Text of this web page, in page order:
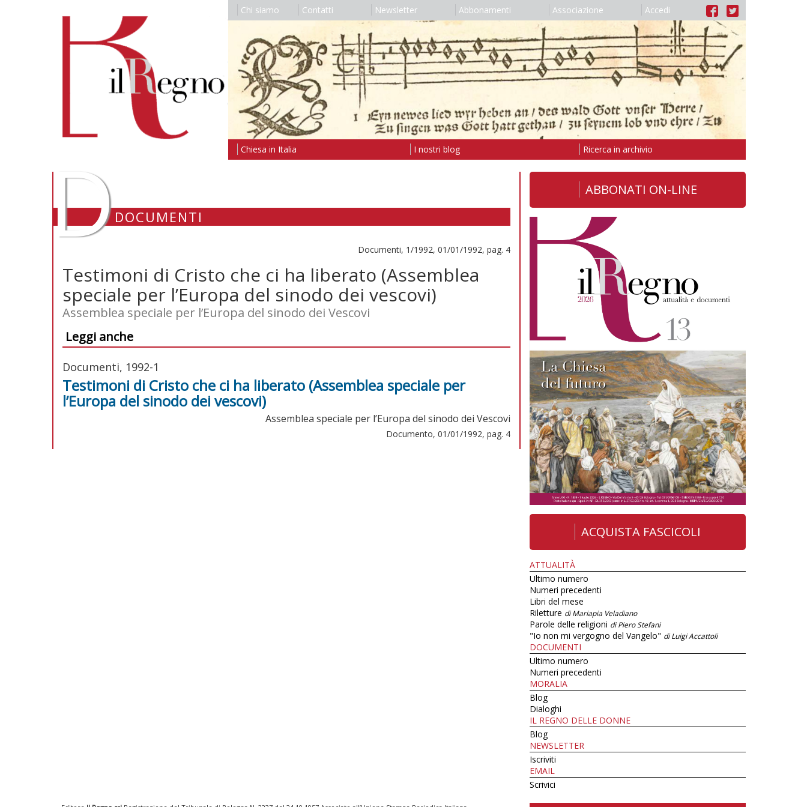
Chi siamo Contatti Newsletter Abbonamenti Associazione Accedi
Chiesa in Italia I nostri blog Ricerca in archivio
DDOCUMENTI
Documenti, 1/1992, 01/01/1992, pag. 4
Testimoni di Cristo che ci ha liberato (Assemblea
speciale per l’Europa del sinodo dei vescovi)
Assemblea speciale per l’Europa del sinodo dei Vescovi
Leggi anche
Documenti, 1992-1
Testimoni di Cristo che ci ha liberato (Assemblea speciale per
l’Europa del sinodo dei vescovi)
Assemblea speciale per l’Europa del sinodo dei Vescovi
Documento, 01/01/1992, pag. 4
ABBONATI ON-LINE
ACQUISTA FASCICOLI
ATTUALITÀ
Ultimo numero
Numeri precedenti
Libri del mese
Riletture di Mariapia Veladiano
Parole delle religioni di Piero Stefani
"Io non mi vergogno del Vangelo" di Luigi Accattoli
DOCUMENTI
Ultimo numero
Numeri precedenti
MORALIA
Blog
Dialoghi
IL REGNO DELLE DONNE
Blog
NEWSLETTER
Iscriviti
EMAIL
Scrivici